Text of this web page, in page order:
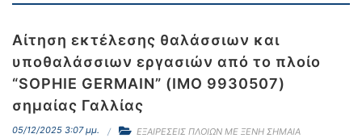
Αίτηση εκτέλεσης θαλάσσιων και
υποθαλάσσιων εργασιών από το πλοίο
“SOPHIE GERMAIN” (IMO 9930507)
σημαίας Γαλλίας
05/12/2025 3:07 μμ. ΕΞΑΙΡΕΣΕΙΣ ΠΛΟΙΩΝ ΜΕ ΞΕΝΗ ΣΗΜΑΙΑ